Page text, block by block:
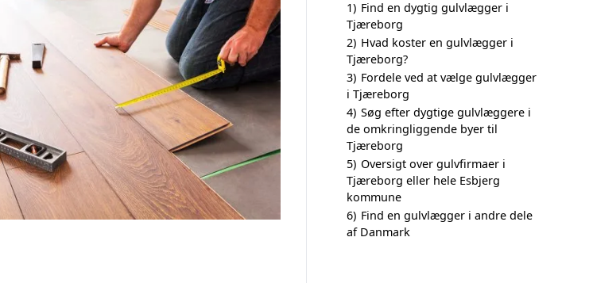
1) Find en dygtig gulvlægger i
Tjæreborg
2) Hvad koster en gulvlægger i
Tjæreborg?
3) Fordele ved at vælge gulvlægger
i Tjæreborg
4) Søg efter dygtige gulvlæggere i
de omkringliggende byer til
Tjæreborg
5) Oversigt over gulvfirmaer i
Tjæreborg eller hele Esbjerg
kommune
6) Find en gulvlægger i andre dele
af Danmark